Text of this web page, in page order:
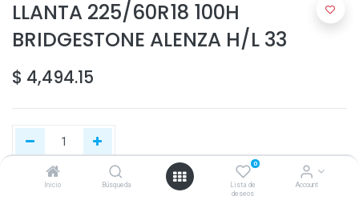
Inicio Búsqueda
0
Lista de
deseos
Account
LLANTA 225/60R18 100H
BRIDGESTONE ALENZA H/L 33
$ 4,494.15
Agregar al carrito